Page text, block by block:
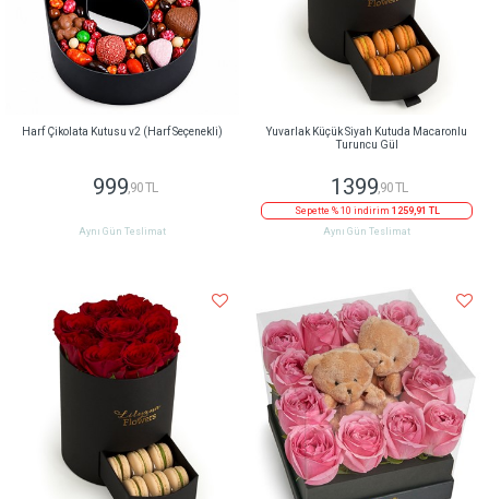
Harf Çikolata Kutusu v2 (Harf Seçenekli)
999,90 TL
Aynı Gün Teslimat
Yuvarlak Küçük Siyah Kutuda Macaronlu
Turuncu Gül
1399,90 TL
Sepette % 10 indirim 1259,91 TL
Aynı Gün Teslimat